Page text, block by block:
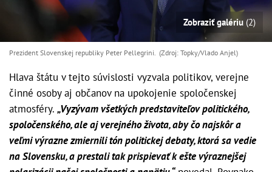
Zobraziť galériu (2)
Prezident Slovenskej republiky Peter Pellegrini. (Zdroj: Topky/Vlado Anjel)
Hlava štátu v tejto súvislosti vyzvala politikov, verejne
činné osoby aj občanov na upokojenie spoločenskej
atmosféry. „Vyzývam všetkých predstaviteľov politického,
spoločenského, ale aj verejného života, aby čo najskôr a
veľmi výrazne zmiernili tón politickej debaty, ktorá sa vedie
na Slovensku, a prestali tak prispievať k ešte výraznejšej